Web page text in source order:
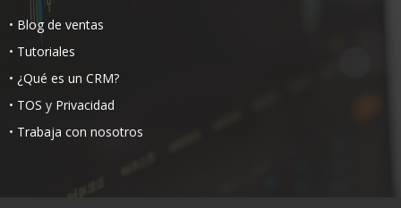
• Blog de ventas
• Tutoriales
• ¿Qué es un CRM?
• TOS y Privacidad
• Trabaja con nosotros